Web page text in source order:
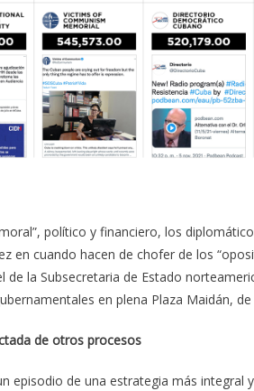
político y financiero, los
en cuando hacen de chofer de los
de la Subsecretaria de Estado
en plena Plaza Maidán, de
de otros procesos
episodio de una estrategia más integral